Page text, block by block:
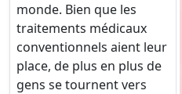
monde. Bien que les
traitements médicaux
conventionnels aient leur
place, de plus en plus de
gens se tournent vers